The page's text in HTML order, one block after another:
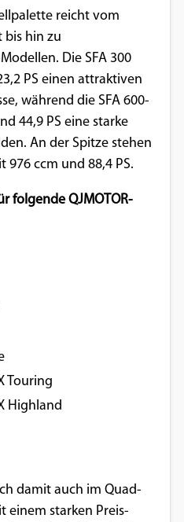
reicht vom
bis hin zu
Die SFA 300
PS einen attraktiven
während die SFA 600-
44,9 PS eine starke
An der Spitze stehen
976 ccm und 88,4 PS.
folgende QJMOTOR-
Touring
Highland
damit auch im Quad-
einem starken Preis-